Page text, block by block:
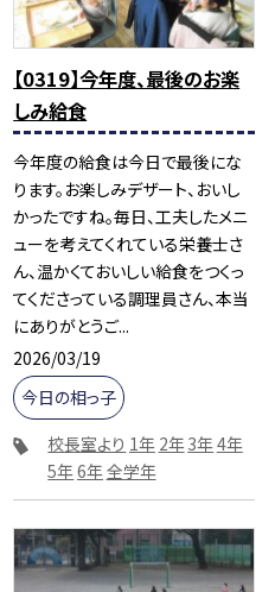
【0319】今年度、最後のお楽
しみ給食
今年度の給食は今日で最後にな
ります。お楽しみデザート、おいし
かったですね。毎日、工夫したメニ
ューを考えてくれている栄養士さ
ん、温かくておいしい給食をつくっ
てくださっている調理員さん、本当
にありがとうご...
2026/03/19
今日の相っ子
校長室より 1年 2年3年4年
5年6年全学年